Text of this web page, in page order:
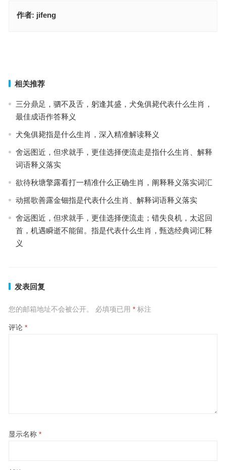
作者: jifeng
相关推荐
三分鼎足，驷不及舌，躬逢其盛，犬兔俱毙代表什么生肖，
最佳成语作答释义
犬兔俱毙指是什么生肖，深入精准解读释义
舍远图近，但求就手，更佳选择便流走是指什么生肖、解释
词语释义落实
欲待秋塘擎露看打一精准什么正确生肖，阐释释义落实词汇
动摇歌善露金钿指是代表什么生肖、解释词语释义落实
舍远图近，但求就手，更佳选择便流走；错失良机，太迟回
首，机遇瞬逝不能留。指是代表什么生肖，甄选经典词汇释
义
发表回复
您的邮箱地址不会被公开。 必填项已用 *标注
评论 *
显示名称 *